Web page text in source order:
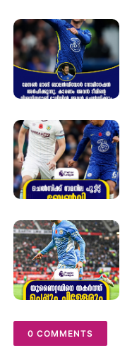
0 COMMENTS